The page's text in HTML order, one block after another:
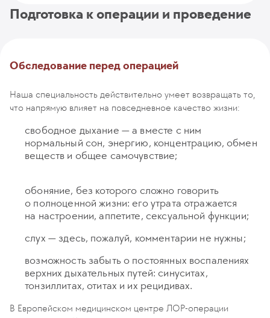
Подготовка к операции и проведение
Обследование перед операцией
Наша специальность действительно умеет возвращать то,
что напрямую влияет на повседневное качество жизни:
свободное дыхание — а вместе с ним
нормальный сон, энергию, концентрацию, обмен
веществ и общее самочувствие;
обоняние, без которого сложно говорить
о полноценной жизни: его утрата отражается
на настроении, аппетите, сексуальной функции;
слух — здесь, пожалуй, комментарии не нужны;
возможность забыть о постоянных воспалениях
верхних дыхательных путей: синуситах,
тонзиллитах, отитах и их рецидивах.
В Европейском медицинском центре ЛОР-операции